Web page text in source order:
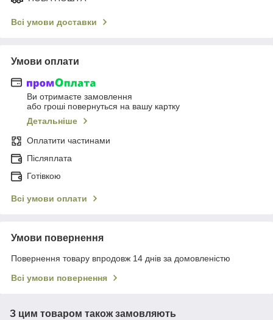
Всі умови доставки
Умови оплати
Ви отримаєте замовлення
або гроші повернуться на вашу картку
Детальніше
Оплатити частинами
Післяплата
Готівкою
Всі умови оплати
Умови повернення
Повернення товару впродовж 14 днів за домовленістю
Всі умови повернення
З цим товаром також замовляють